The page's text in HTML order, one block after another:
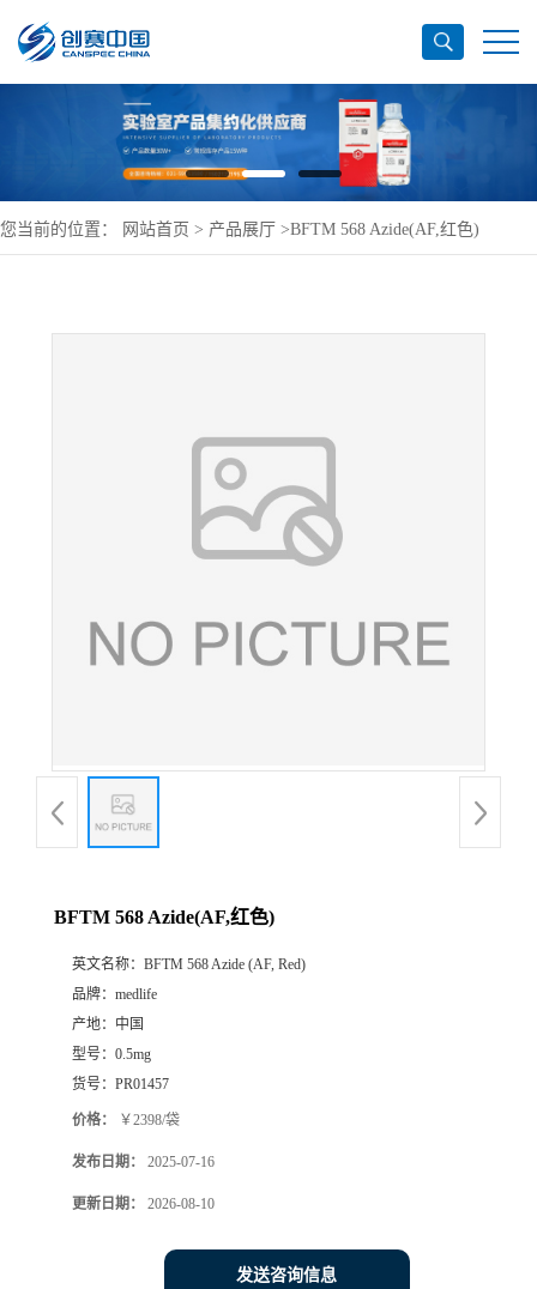
您当前的位置： 网站首页 > 产品展厅 >BFTM 568 Azide(AF,红色)
BFTM 568 Azide(AF,红色)
英文名称： BFTM 568 Azide (AF, Red)
品牌： medlife
产地： 中国
型号： 0.5mg
货号： PR01457
价格： ￥2398/袋
发布日期： 2025-07-16
更新日期： 2026-08-10
发送咨询信息